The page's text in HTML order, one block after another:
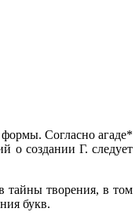
Согласно агаде*
о создании Г. следует
тайны творения, в том
букв.